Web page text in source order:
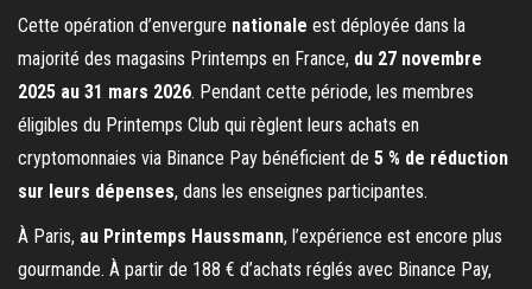
Cette opération d’envergure nationale est déployée dans la
majorité des magasins Printemps en France, du 27 novembre
2025 au 31 mars 2026. Pendant cette période, les membres
éligibles du Printemps Club qui règlent leurs achats en
cryptomonnaies via Binance Pay bénéficient de 5 % de réduction
sur leurs dépenses, dans les enseignes participantes.
À Paris, au Printemps Haussmann, l’expérience est encore plus
gourmande. À partir de 188 € d’achats réglés avec Binance Pay,